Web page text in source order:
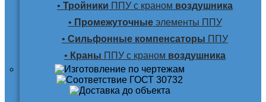
• Тройники ППУ с краном воздушника
• Промежуточныеэлементы ППУ
• Сильфонные компенсаторы ППУ
• Краны ППУ с краном воздушника